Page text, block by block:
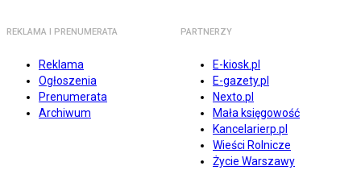
REKLAMA I PRENUMERATA
Reklama
Ogłoszenia
Prenumerata
Archiwum
PARTNERZY
E-kiosk.pl
E-gazety.pl
Nexto.pl
Mała księgowość
Kancelarierp.pl
Wieści Rolnicze
Życie Warszawy